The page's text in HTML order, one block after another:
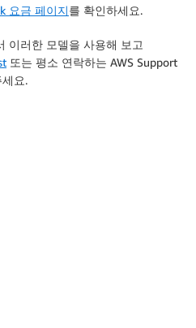
요금 페이지를 확인하세요.
이러한 모델을 사용해 보고
또는 평소 연락하는 AWS Support
요.